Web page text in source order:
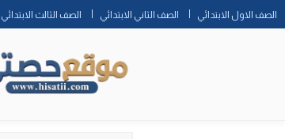
الصف الاول الابتدائي الصف الثاني الابتدائي الصف الثالث الابتدائي